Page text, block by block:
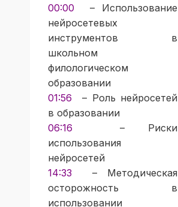
00:00
– Использование
нейросетевых
инструментов в
школьном
филологическом
образовании
01:56
– Роль нейросетей
в образовании
06:16
– Риски
использования
нейросетей
14:33
– Методическая
осторожность в
использовании